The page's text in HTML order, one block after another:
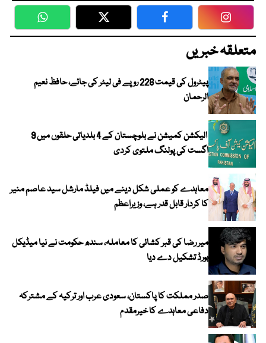
WhatsApp Twitter Facebook
متعلقہ خبریں
پیٹرول کی قیمت 228 روپے فی لیٹر کی جائے، حافظ نعیم
الرحمان
الیکشن کمیشن نے بلوچستان کے 4 بلدیاتی حلقوں میں 9
اگست کی پولنگ ملتوی کردی
معاہدے کو عملی شکل دینے میں فیلڈ مارشل سید عاصم منیر
کا کردار قابل قدر ہے، وزیراعظم
میر رضا کی قبر کشائی کا معاملہ، سندھ حکومت نے نیا میڈیکل
بورڈ تشکیل دے دیا
صدر مملکت کا پاکستان، سعودی عرب اور ترکیہ کے مشترکہ
دفاعی معاہدے کا خیرمقدم